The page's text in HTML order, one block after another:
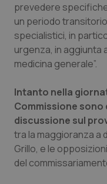
Ulcera &
Vaccini
prevedere
un periodo
specialistici, in
urgenza, in aggiunta
medicina generale”.
Intanto nella
Commissione
discussione sul
tra la maggioranza a
Grillo, e le
del